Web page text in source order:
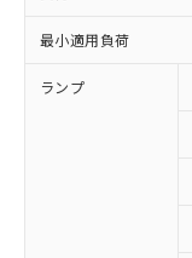
最小適用負荷
ランプ